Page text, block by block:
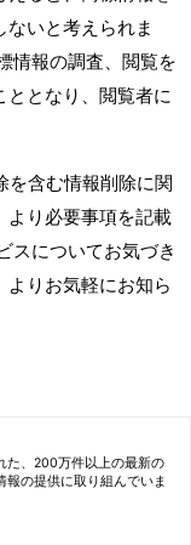
いと考えられま
情報の調査、閲覧を
ととなり、閲覧者に
を含む情報削除に関
より必要事項を記載
スについてお気づき
よりお気軽にお知ら
た、200万件以上の最新の
の提供に取り組んでいま